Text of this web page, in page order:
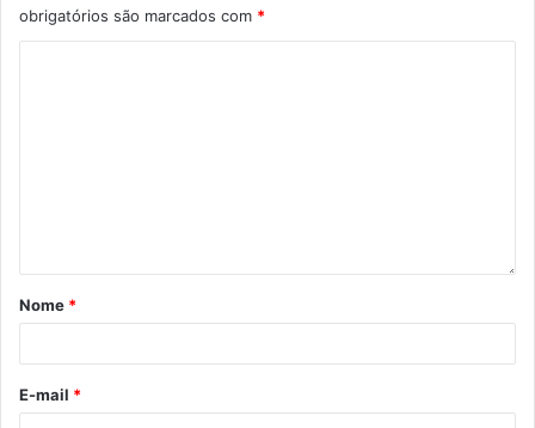
obrigatórios são marcados com *
Nome *
E-mail *